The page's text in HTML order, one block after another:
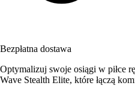
Bezpłatna dostawa
Optymalizuj swoje osiągi w piłce
Wave Stealth Elite, które łączą